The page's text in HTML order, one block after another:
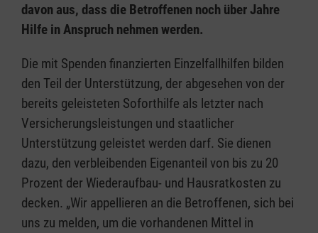
davon aus, dass die Betroffenen noch über Jahre
Hilfe in Anspruch nehmen werden.
Die mit Spenden finanzierten Einzelfallhilfen bilden
den Teil der Unterstützung, der abgesehen von der
bereits geleisteten Soforthilfe als letzter nach
Versicherungsleistungen und staatlicher
Unterstützung geleistet werden darf. Sie dienen
dazu, den verbleibenden Eigenanteil von bis zu 20
Prozent der Wiederaufbau- und Hausratkosten zu
decken. „Wir appellieren an die Betroffenen, sich bei
uns zu melden, um die vorhandenen Mittel in